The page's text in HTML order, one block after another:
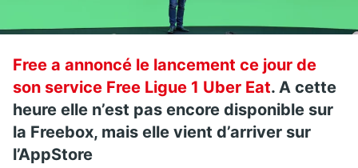
Free a annoncé le lancement ce jour de
son service Free Ligue 1 Uber Eat. A cette
heure elle n’est pas encore disponible sur
la Freebox, mais elle vient d’arriver sur
l’AppStore